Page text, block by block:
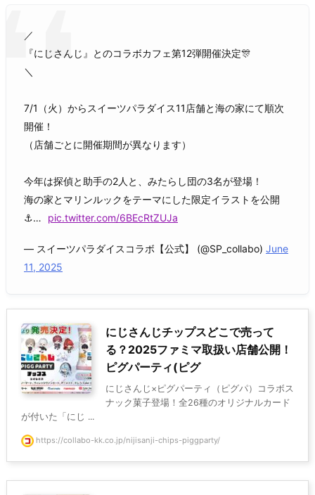
／
『にじさんじ』とのコラボカフェ第12弾開催決定🎊
＼
7/1（火）からスイーツパラダイス11店舗と海の家にて順次
開催！
（店舗ごとに開催期間が異なります）
今年は探偵と助手の2人と、みたらし団の3名が登場！
海の家とマリンルックをテーマにした限定イラストを公開
⚓…
pic.twitter.com/6BEcRtZUJa
— スイーツパラダイスコラボ【公式】 (@SP_collabo) June
11, 2025
にじさんじチップスどこで売って
る？2025ファミマ取扱い店舗公開！
ピグパーティ(ピグ
にじさんじ×ピグパーティ（ピグパ）コラボス
ナック菓子登場！全26種のオリジナルカード
が付いた「にじ ...
https://collabo-kk.co.jp/nijisanji-chips-piggparty/